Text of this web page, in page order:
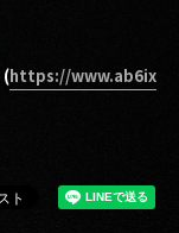
(https://www.ab6ix